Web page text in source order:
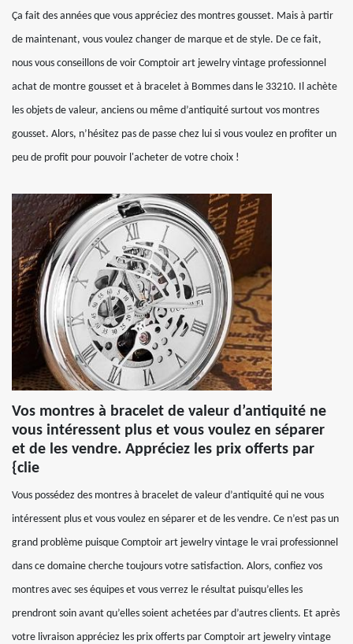
Ça fait des années que vous appréciez des montres gousset. Mais à partir
de maintenant, vous voulez changer de marque et de style. De ce fait,
nous vous conseillons de voir Comptoir art jewelry vintage professionnel
achat de montre gousset et à bracelet à Bommes dans le 33210. Il achète
les objets de valeur, anciens ou même d’antiquité surtout vos montres
gousset. Alors, n’hésitez pas de passe chez lui si vous voulez en profiter un
peu de profit pour pouvoir l'acheter de votre choix !
Vos montres à bracelet de valeur d’antiquité ne
vous intéressent plus et vous voulez en séparer
et de les vendre. Appréciez les prix offerts par
{clie
Vous possédez des montres à bracelet de valeur d’antiquité qui ne vous
intéressent plus et vous voulez en séparer et de les vendre. Ce n’est pas un
grand problème puisque Comptoir art jewelry vintage le vrai professionnel
dans ce domaine cherche toujours votre satisfaction. Alors, confiez vos
montres avec ses équipes et vous verrez le résultat puisqu’elles les
prendront soin avant qu’elles soient achetées par d’autres clients. Et après
votre livraison appréciez les prix offerts par Comptoir art jewelry vintage